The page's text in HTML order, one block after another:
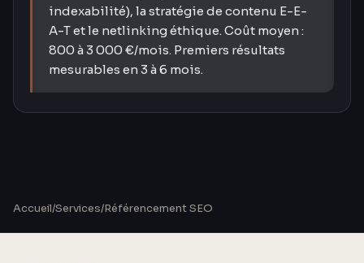
indexabilité), la stratégie de contenu E-E-
A-T et le netlinking éthique. Coût moyen :
800 à 3 000 €/mois. Premiers résultats
mesurables en 3 à 6 mois.
Accueil/Services/Référencement SEO